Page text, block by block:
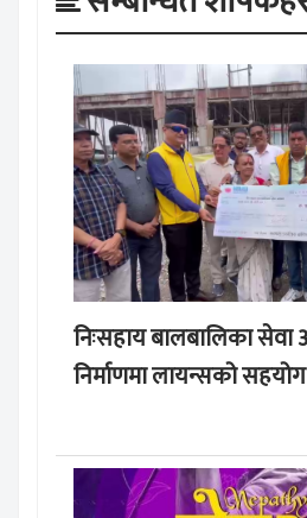
निःसहाय बालबालिका
निर्माणमा लायन्सको सहयोग